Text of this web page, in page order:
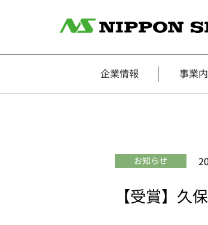
企業情報 事業
お知らせ
【受賞】久